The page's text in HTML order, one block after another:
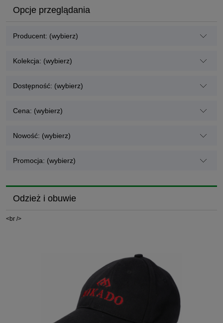
Opcje przeglądania
Producent: (wybierz)
Kolekcja: (wybierz)
Dostępność: (wybierz)
Cena: (wybierz)
Nowość: (wybierz)
Promocja: (wybierz)
Odzież i obuwie
<br />